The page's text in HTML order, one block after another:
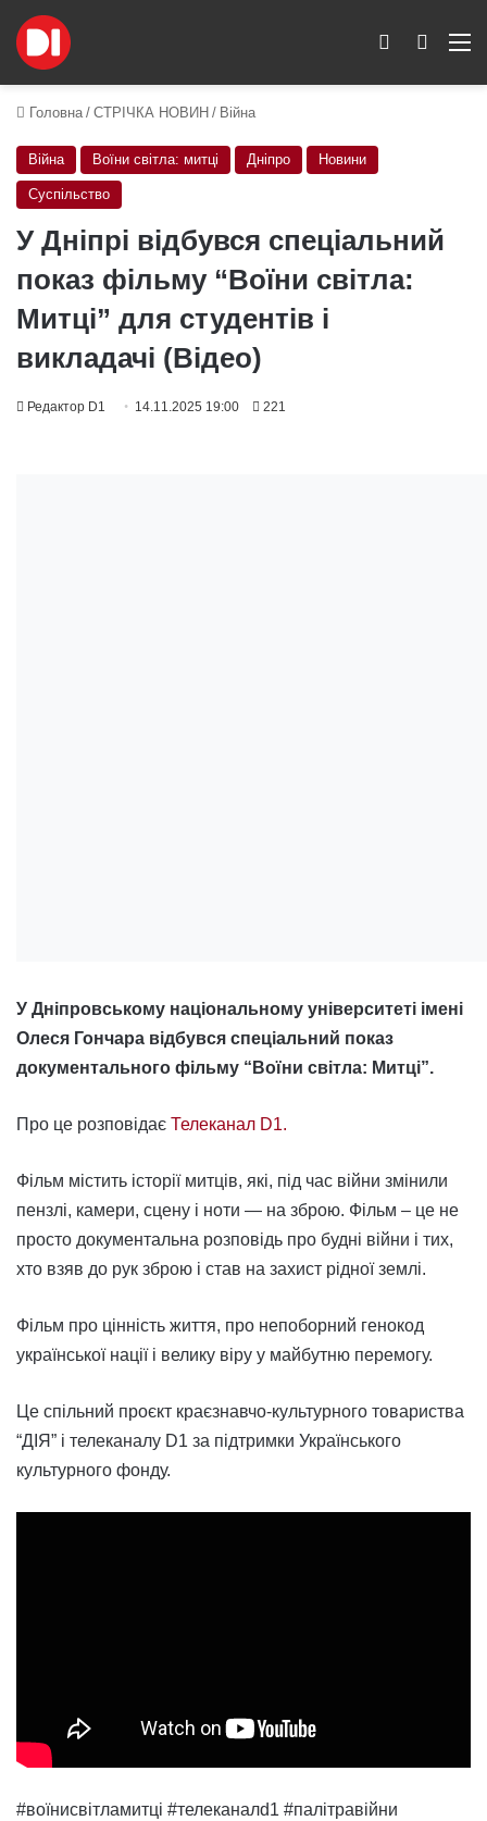
Пошук
Switch skin
Головна / СТРІЧКА НОВИН / Війна
Війна Воїни світла: митці Дніпро Новини
Суспільство
У Дніпрі відбувся спеціальний
показ фільму “Воїни світла:
Митці” для студентів і
викладачі (Відео)
Редактор D1 14.11.2025 19:00 221
У Дніпровському національному університеті імені
Олеся Гончара відбувся спеціальний показ
документального фільму “Воїни світла: Митці”.
Про це розповідає Телеканал D1.
Фільм містить історії митців, які, під час війни змінили
пензлі, камери, сцену і ноти — на зброю. Фільм – це не
просто документальна розповідь про будні війни і тих,
хто взяв до рук зброю і став на захист рідної землі.
Фільм про цінність життя, про непоборний генокод
української нації і велику віру у майбутню перемогу.
Це спільний проєкт краєзнавчо-культурного товариства
“ДІЯ” і телеканалу D1 за підтримки Українського
культурного фонду.
#воїнисвітламитці #телеканалd1 #палітравійни